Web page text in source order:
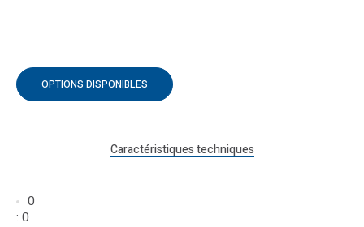
OPTIONS DISPONIBLES
Caractéristiques techniques
0
: 0